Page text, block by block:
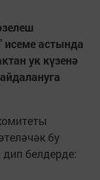
исеме астында
ук күзенә
бу
дип белдерде: